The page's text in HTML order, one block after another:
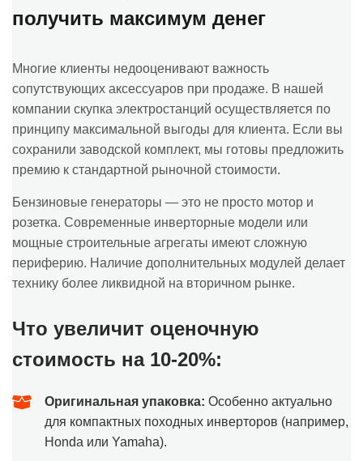
получить максимум денег
Многие клиенты недооценивают важность
сопутствующих аксессуаров при продаже. В нашей
компании скупка электростанций осуществляется по
принципу максимальной выгоды для клиента. Если вы
сохранили заводской комплект, мы готовы предложить
премию к стандартной рыночной стоимости.
Бензиновые генераторы — это не просто мотор и
розетка. Современные инверторные модели или
мощные строительные агрегаты имеют сложную
периферию. Наличие дополнительных модулей делает
технику более ликвидной на вторичном рынке.
Что увеличит оценочную
стоимость на 10-20%:
Оригинальная упаковка: Особенно актуально
для компактных походных инверторов (например,
Honda или Yamaha).